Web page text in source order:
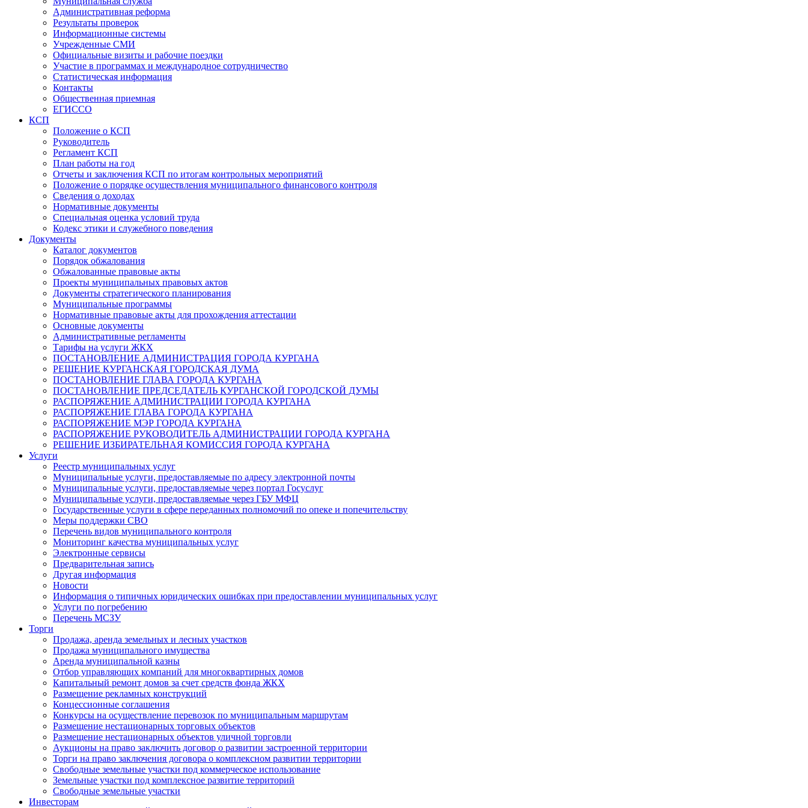
Административная реформа
Результаты проверок
Информационные системы
Учрежденные СМИ
Официальные визиты и рабочие поездки
Участие в программах и международное сотрудничество
Статистическая информация
Контакты
Общественная приемная
ЕГИССО
КСП
Положение о КСП
Руководитель
Регламент КСП
План работы на год
Отчеты и заключения КСП по итогам контрольных мероприятий
Положение о порядке осуществления муниципального финансового контроля
Сведения о доходах
Нормативные документы
Специальная оценка условий труда
Кодекс этики и служебного поведения
Документы
Каталог документов
Порядок обжалования
Обжалованные правовые акты
Проекты муниципальных правовых актов
Документы стратегического планирования
Муниципальные программы
Нормативные правовые акты для прохождения аттестации
Основные документы
Административные регламенты
Тарифы на услуги ЖКХ
ПОСТАНОВЛЕНИЕ АДМИНИСТРАЦИЯ ГОРОДА КУРГАНА
РЕШЕНИЕ КУРГАНСКАЯ ГОРОДСКАЯ ДУМА
ПОСТАНОВЛЕНИЕ ГЛАВА ГОРОДА КУРГАНА
ПОСТАНОВЛЕНИЕ ПРЕДСЕДАТЕЛЬ КУРГАНСКОЙ ГОРОДСКОЙ ДУМЫ
РАСПОРЯЖЕНИЕ АДМИНИСТРАЦИИ ГОРОДА КУРГАНА
РАСПОРЯЖЕНИЕ ГЛАВА ГОРОДА КУРГАНА
РАСПОРЯЖЕНИЕ МЭР ГОРОДА КУРГАНА
РАСПОРЯЖЕНИЕ РУКОВОДИТЕЛЬ АДМИНИСТРАЦИИ ГОРОДА КУРГАНА
РЕШЕНИЕ ИЗБИРАТЕЛЬНАЯ КОМИССИЯ ГОРОДА КУРГАНА
Услуги
Реестр муниципальных услуг
Муниципальные услуги, предоставляемые по адресу электронной почты
Муниципальные услуги, предоставляемые через портал Госуслуг
Муниципальные услуги, предоставляемые через ГБУ МФЦ
Государственные услуги в сфере переданных полномочий по опеке и попечительству
Меры поддержки СВО
Перечень видов муниципального контроля
Мониторинг качества муниципальных услуг
Электронные сервисы
Предварительная запись
Другая информация
Новости
Информация о типичных юридических ошибках при предоставлении муниципальных услуг
Услуги по погребению
Перечень МСЗУ
Торги
Продажа, аренда земельных и лесных участков
Продажа муниципального имущества
Аренда муниципальной казны
Отбор управляющих компаний для многоквартирных домов
Капитальный ремонт домов за счет средств фонда ЖКХ
Размещение рекламных конструкций
Концессионные соглашения
Конкурсы на осуществление перевозок по муниципальным маршрутам
Размещение нестационарных торговых объектов
Размещение нестационарных объектов уличной торговли
Аукционы на право заключить договор о развитии застроенной территории
Торги на право заключения договора о комплексном развитии территории
Свободные земельные участки под коммерческое использование
Земельные участки под комплексное развитие территорий
Свободные земельные участки
Инвесторам